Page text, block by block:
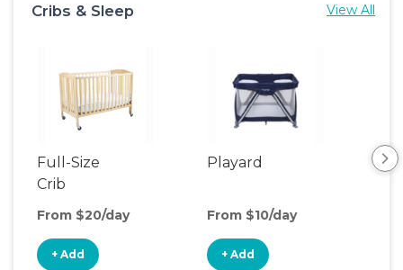
Cribs & Sleep View All
Full-Size
Crib
From $20/day
+ Add
Playard
From $10/day
+ Add